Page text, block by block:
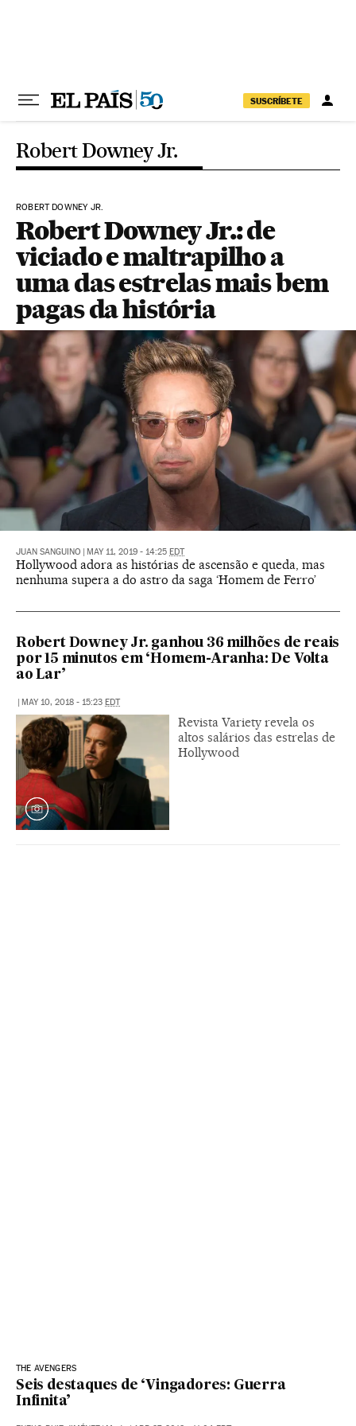
SUSCRÍBETE
Robert Downey Jr.
ROBERT DOWNEY JR.
Robert Downey Jr.: de
viciado e maltrapilho a
uma das estrelas mais bem
pagas da história
JUAN SANGUINO MAY 11, 2019 - 14:25 EDT
Hollywood adora as histórias de ascensão e queda, mas
nenhuma supera a do astro da saga ‘Homem de Ferro’
Robert Downey Jr. ganhou 36 milhões de reais
por 15 minutos em ‘Homem-Aranha: De Volta
ao Lar’
MAY 10, 2018 - 15:23 EDT
Revista Variety revela os
altos salários das estrelas de
Hollywood
THE AVENGERS
Seis destaques de ‘Vingadores: Guerra
Infinita’